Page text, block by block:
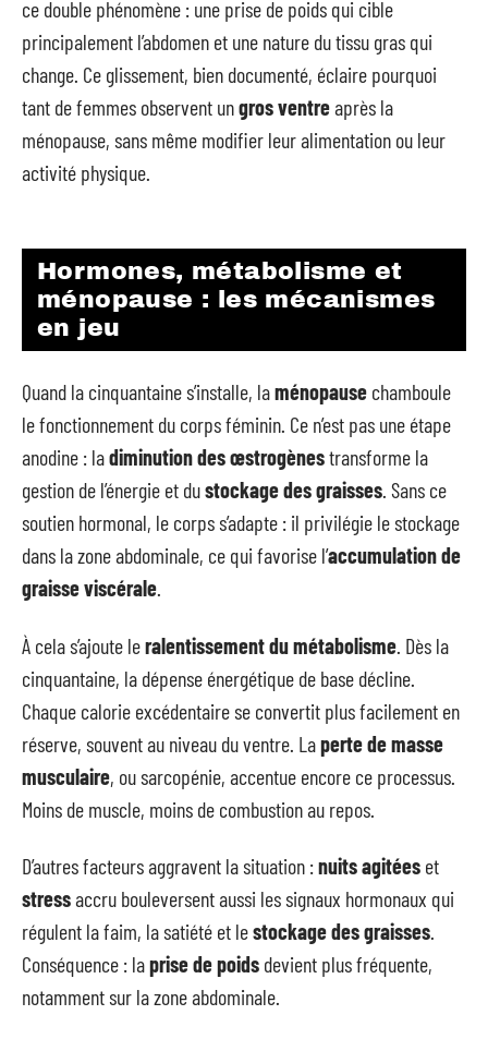
ce double phénomène : une prise de poids qui cible
principalement l’abdomen et une nature du tissu gras qui
change. Ce glissement, bien documenté, éclaire pourquoi
tant de femmes observent ungros ventreaprès la
ménopause, sans même modifier leur alimentation ou leur
activité physique.
Hormones, métabolisme et
ménopause : les mécanismes
en jeu
Quand la cinquantaine s’installe, laménopause chamboule
le fonctionnement du corps féminin. Ce n’est pas une étape
anodine : ladiminution des œstrogènestransforme la
gestion de l’énergie et dustockage des graisses. Sans ce
soutien hormonal, le corps s’adapte : il privilégie le stockage
dans la zone abdominale, ce qui favorise l’accumulation de
graisse viscérale.
À cela s’ajoute leralentissement du métabolisme . Dès la
cinquantaine, la dépense énergétique de base décline.
Chaque calorie excédentaire se convertit plus facilement en
réserve, souvent au niveau du ventre. Laperte de masse
musculaire, ou sarcopénie, accentue encore ce processus.
Moins de muscle, moins de combustion au repos.
D’autres facteurs aggravent la situation :nuits agitées et
stressaccru bouleversent aussi les signaux hormonaux qui
régulent la faim, la satiété et lestockage des graisses.
Conséquence : laprise de poids devient plus fréquente,
notamment sur la zone abdominale.